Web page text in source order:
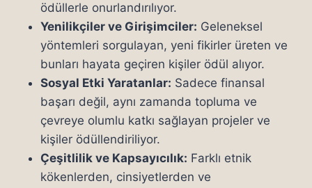
ödüllerle onurlandırılıyor.
Yenilikçiler ve Girişimciler: Geleneksel
yöntemleri sorgulayan, yeni fikirler üreten ve
bunları hayata geçiren kişiler ödül alıyor.
Sosyal Etki Yaratanlar: Sadece finansal
başarı değil, aynı zamanda topluma ve
çevreye olumlu katkı sağlayan projeler ve
kişiler ödüllendiriliyor.
Çeşitlilik ve Kapsayıcılık: Farklı etnik
kökenlerden, cinsiyetlerden ve